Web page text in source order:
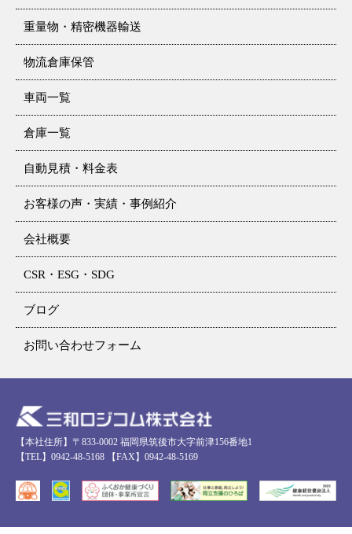
重量物・精密機器輸送
物流倉庫保管
車両一覧
倉庫一覧
自動見積・料金表
お客様の声・実績・事例紹介
会社概要
CSR・ESG・SDG
ブログ
お問い合わせフォーム
【本社住所】〒833-0002 福岡県筑後市大字前津156番地1
【TEL】0942-48-5168 【FAX】0942-48-5169